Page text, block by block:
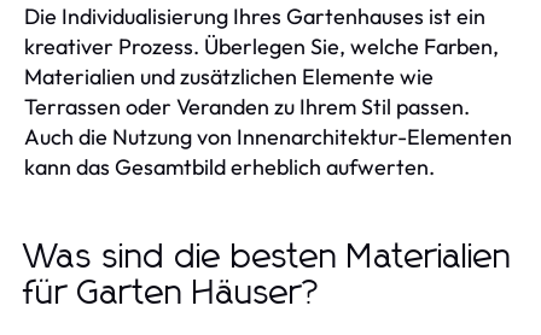
Die Individualisierung Ihres Gartenhauses ist ein
kreativer Prozess. Überlegen Sie, welche Farben,
Materialien und zusätzlichen Elemente wie
Terrassen oder Veranden zu Ihrem Stil passen.
Auch die Nutzung von Innenarchitektur-Elementen
kann das Gesamtbild erheblich aufwerten.
Was sind die besten Materialien
für Garten Häuser?